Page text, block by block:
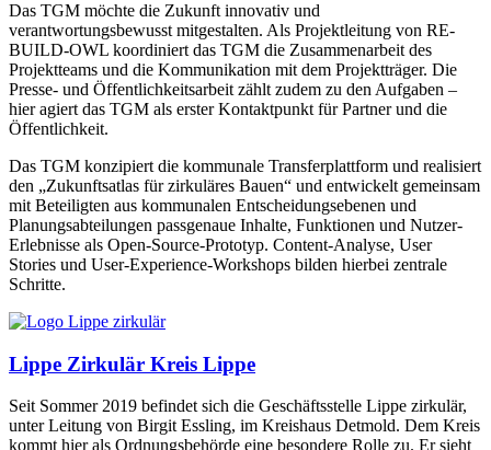
Das TGM möchte die Zukunft innovativ und
verantwortungsbewusst mitgestalten. Als Projektleitung von RE-
BUILD-OWL koordiniert das TGM die Zusammenarbeit des
Projektteams und die Kommunikation mit dem Projektträger. Die
Presse- und Öffentlichkeitsarbeit zählt zudem zu den Aufgaben –
hier agiert das TGM als erster Kontaktpunkt für Partner und die
Öffentlichkeit.
Das TGM konzipiert die kommunale Transferplattform und realisiert
den „Zukunftsatlas für zirkuläres Bauen“ und entwickelt gemeinsam
mit Beteiligten aus kommunalen Entscheidungsebenen und
Planungsabteilungen passgenaue Inhalte, Funktionen und Nutzer-
Erlebnisse als Open-Source-Prototyp. Content-Analyse, User
Stories und User-Experience-Workshops bilden hierbei zentrale
Schritte.
Lippe Zirkulär Kreis Lippe
Seit Sommer 2019 befindet sich die Geschäftsstelle Lippe zirkulär,
unter Leitung von Birgit Essling, im Kreishaus Detmold. Dem Kreis
kommt hier als Ordnungsbehörde eine besondere Rolle zu. Er sieht